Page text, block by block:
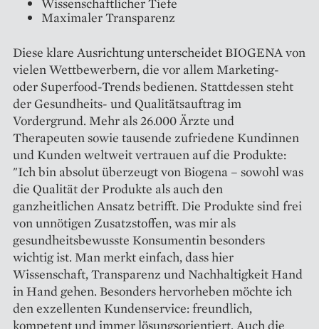
Maximaler Transparenz
Diese klare Ausrichtung unterscheidet BIOGENA von
vielen Wettbewerbern, die vor allem Marketing-
oder Superfood-Trends bedienen. Stattdessen steht
der Gesundheits- und Qualitätsauftrag im
Vordergrund. Mehr als 26.000 Ärzte und
Therapeuten sowie tausende zufriedene Kundinnen
und Kunden weltweit vertrauen auf die Produkte:
"Ich bin absolut überzeugt von Biogena – sowohl was
die Qualität der Produkte als auch den
ganzheitlichen Ansatz betrifft. Die Produkte sind frei
von unnötigen Zusatzstoffen, was mir als
gesundheitsbewusste Konsumentin besonders
wichtig ist. Man merkt einfach, dass hier
Wissenschaft, Transparenz und Nachhaltigkeit Hand
in Hand gehen. Besonders hervorheben möchte ich
den exzellenten Kundenservice: freundlich,
kompetent und immer lösungsorientiert. Auch die